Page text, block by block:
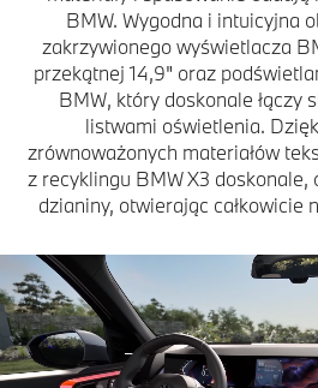
BMW. Wygodna i intuicyjna
zakrzywionego wyświetlacza
przekątnej 14,9" oraz
BMW, który doskonale łączy
listwami oświetlenia.
zrównoważonych materiałów
z recyklingu BMW X3 doskonale,
dzianiny, otwierając całkowicie